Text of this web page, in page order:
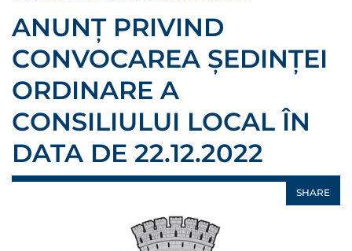
ANUNȚ PRIVIND
CONVOCAREA ȘEDINȚEI
ORDINARE A
CONSILIULUI LOCAL ÎN
DATA DE 22.12.2022
SHARE